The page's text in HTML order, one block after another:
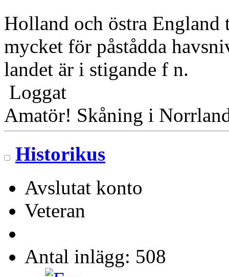
Holland och östra England
mycket för påstådda
landet är i stigande f n.
Loggat
Amatör! Skåning i
Historikus
Avslutat konto
Veteran
Antal inlägg: 508